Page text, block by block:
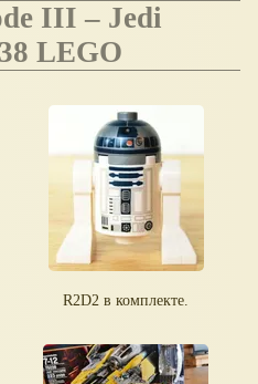
LEGO
R2D2 в комплекте.